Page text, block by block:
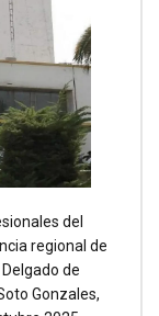
del
regional de
de
Gonzales,